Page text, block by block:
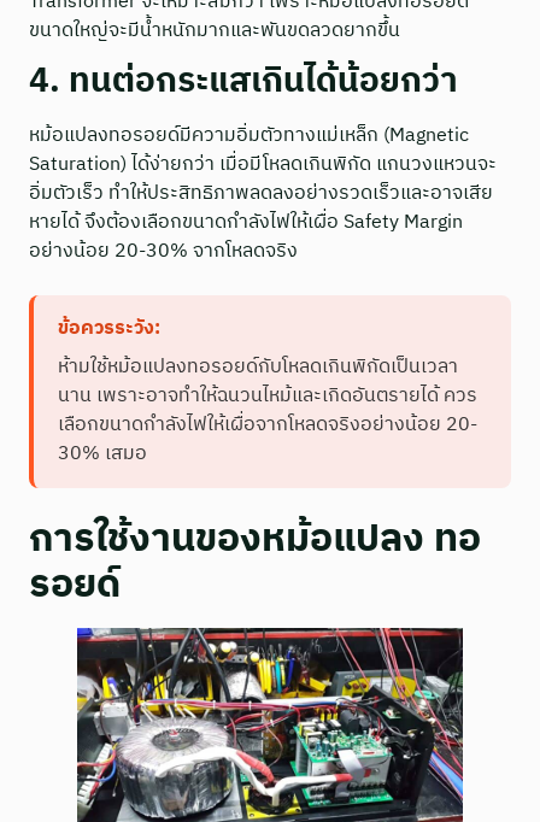
ขนาดใหญ่จะมีน้ำหนักมากและพันขดลวดยากขึ้น
4. ทนต่อกระแสเกินได้น้อยกว่า
หม้อแปลงทอรอยด์มีความอิ่มตัวทางแม่เหล็ก (Magnetic
Saturation) ได้ง่ายกว่า เมื่อมีโหลดเกินพิกัด แกนวงแหวนจะ
อิ่มตัวเร็ว ทำให้ประสิทธิภาพลดลงอย่างรวดเร็วและอาจเสีย
หายได้ จึงต้องเลือกขนาดกำลังไฟให้เผื่อ Safety Margin
อย่างน้อย 20-30% จากโหลดจริง
ข้อควรระวัง:
ห้ามใช้หม้อแปลงทอรอยด์กับโหลดเกินพิกัดเป็นเวลา
นาน เพราะอาจทำให้ฉนวนไหม้และเกิดอันตรายได้ ควร
เลือกขนาดกำลังไฟให้เผื่อจากโหลดจริงอย่างน้อย 20-
30% เสมอ
การใช้งานของหม้อแปลง ทอ
รอยด์